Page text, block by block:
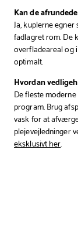
Kan de
Ja, kuplerne
fadlagret rom. De
overfladeareal og
optimalt.
Hvordan
De fleste
program. Brug
vask for at
plejevejledninger
eksklusivt her.